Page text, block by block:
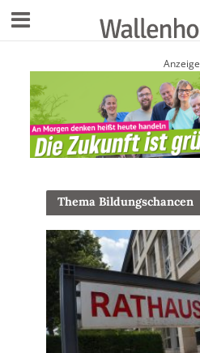
Anzeige
Thema Bildungschancen